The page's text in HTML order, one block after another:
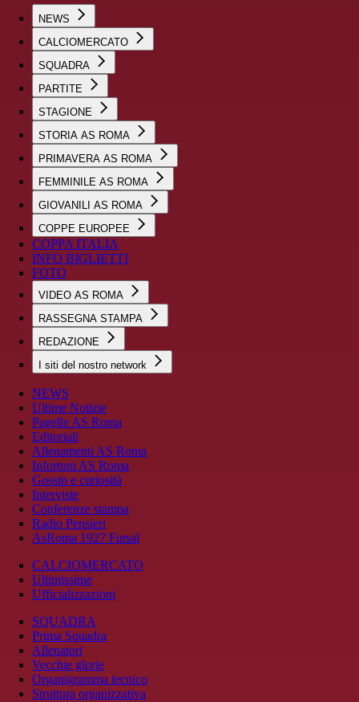
NEWS
CALCIOMERCATO
SQUADRA
PARTITE
STAGIONE
STORIA AS ROMA
PRIMAVERA AS ROMA
FEMMINILE AS ROMA
GIOVANILI AS ROMA
COPPE EUROPEE
COPPA ITALIA
INFO BIGLIETTI
FOTO
VIDEO AS ROMA
RASSEGNA STAMPA
REDAZIONE
I siti del nostro network
NEWS
Ultime Notizie
Pagelle AS Roma
Editoriali
Allenamenti AS Roma
Infortuni AS Roma
Gossip e curiosità
Interviste
Conferenze stampa
Radio Pensieri
AsRoma 1927 Futsal
CALCIOMERCATO
Ultimissime
Ufficializzazioni
SQUADRA
Prima Squadra
Allenatori
Vecchie glorie
Organigramma tecnico
Struttura organizzativa